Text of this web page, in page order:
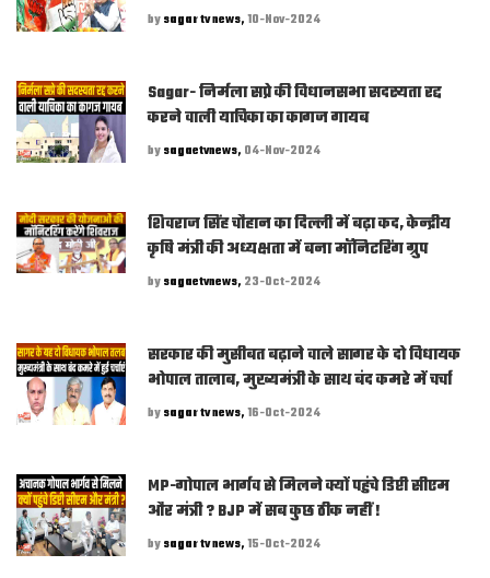
bysagar tv news,10-Nov-2024
Sagar- निर्मला सप्रे की विधानसभा सदस्यता रद्द
करने वाली याचिका का कागज गायब
bysagaetvnews, 04-Nov-2024
शिवराज सिंह चौहान का दिल्ली में बढ़ा कद, केन्द्रीय
कृषि मंत्री की अध्यक्षता में बना मॉनिटरिंग ग्रुप
bysagaetvnews, 23-Oct-2024
सरकार की मुसीबत बढ़ाने वाले सागर के दो विधायक
भोपाल तालाब, मुख्यमंत्री के साथ बंद कमरे में चर्चा
bysagar tv news,16-Oct-2024
MP-गोपाल भार्गव से मिलने क्यों पहुंचे डिप्टी सीएम
और मंत्री ? BJP में सब कुछ ठीक नहीं !
bysagar tv news,15-Oct-2024